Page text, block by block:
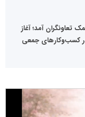
آمد؛ آغاز
کسب‌وکارهای جمعی